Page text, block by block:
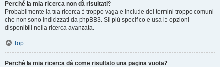
Perché la mia ricerca non dà risultati?
Probabilmente la tua ricerca è troppo vaga e include dei termini troppo comuni
che non sono indicizzati da phpBB3. Sii più specifico e usa le opzioni
disponibili nella ricerca avanzata.
Top
Perché la mia ricerca dà come risultato una pagina vuota?